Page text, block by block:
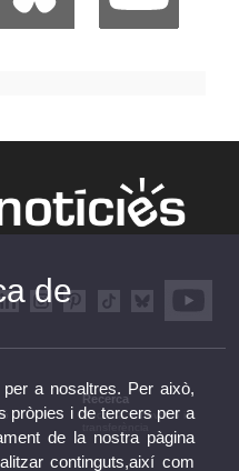
Recerca
Recerca, innovació i
de
a nosaltres. Per això,
pròpies i de tercers per a
de la nostra pàgina
continguts,així com